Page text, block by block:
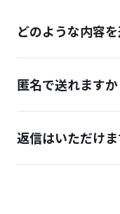
どのような内容
匿名で送れますか
返信はいただけま